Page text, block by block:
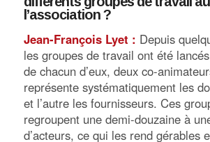
l’association ?
Jean-François Lyet : Depuis
les groupes de travail ont été
de chacun d’eux, deux co-
représente systématiquement les
et l’autre les fournisseurs. Ces
regroupent une demi-douzaine à
d’acteurs, ce qui les rend gérables